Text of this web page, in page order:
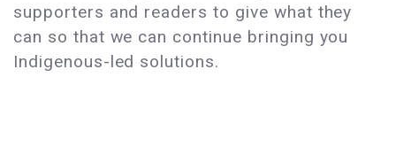
supporters and readers to give what they
can so that we can continue bringing you
Indigenous-led solutions.